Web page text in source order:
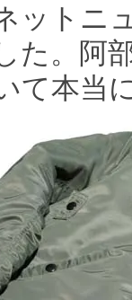
ットニ
た。阿
て本当